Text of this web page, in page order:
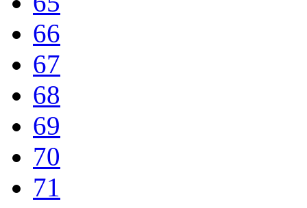
66
67
68
69
70
71